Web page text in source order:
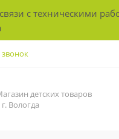
с техническими
звонок
детских товаров
г. Вологда